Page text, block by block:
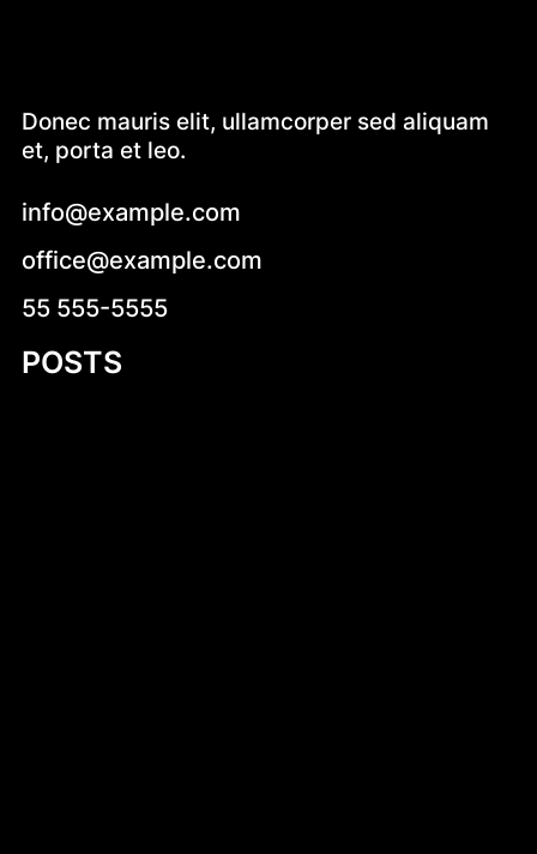
Donec mauris elit, ullamcorper sed aliquam
et, porta et leo.
info@example.com
office@example.com
55 555-5555
POSTS